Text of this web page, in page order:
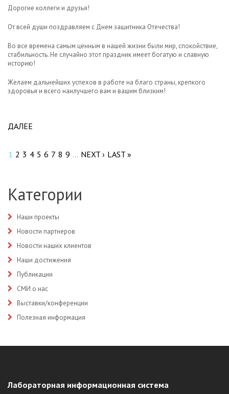
Дорогие коллеги и друзья!
От всей души поздравляем с Днем защитника Отечества!
Во все времена самым ценным в нашей жизни были мир, спокойствие,
стабильность. Не случайно этот праздник имеет богатую и славную
историю!
Желаем дальнейших успехов в работе на благо страны, крепкого
здоровья и всего наилучшего вам и вашим близким!
ДАЛЕЕ
1 2 3 4 5 6 7 8 9 … NEXT › LAST »
Категории
Наши проекты
Новости партнеров
Новости наших клиентов
Наши достижения
Публикации
СМИ о нас
Выставки/конференции
Полезная информация
Лабораторная информационная система